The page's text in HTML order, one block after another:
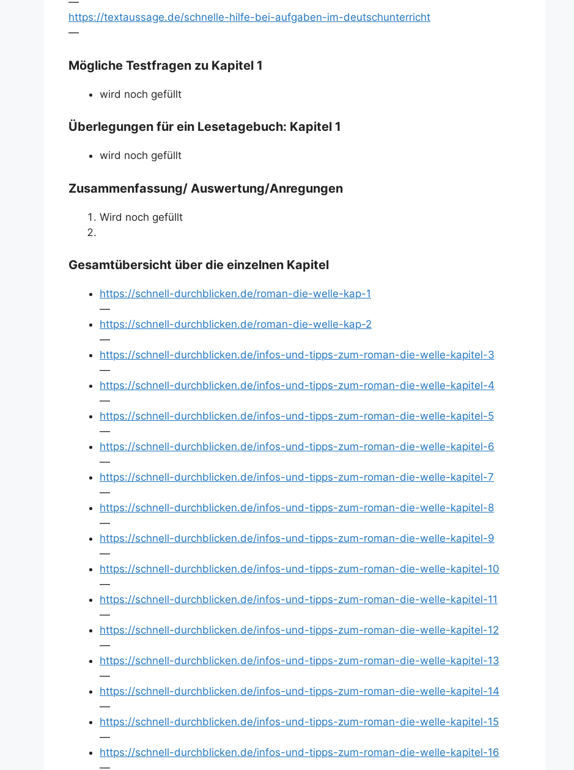
https://textaussage.de/schnelle-hilfe-bei-aufgaben-im-deutschunterricht
—
Mögliche Testfragen zu Kapitel 1
wird noch gefüllt
Überlegungen für ein Lesetagebuch: Kapitel 1
wird noch gefüllt
Zusammenfassung/ Auswertung/Anregungen
Wird noch gefüllt
Gesamtübersicht über die einzelnen Kapitel
https://schnell-durchblicken.de/roman-die-welle-kap-1
—
https://schnell-durchblicken.de/roman-die-welle-kap-2
—
https://schnell-durchblicken.de/infos-und-tipps-zum-roman-die-welle-kapitel-3
—
https://schnell-durchblicken.de/infos-und-tipps-zum-roman-die-welle-kapitel-4
—
https://schnell-durchblicken.de/infos-und-tipps-zum-roman-die-welle-kapitel-5
—
https://schnell-durchblicken.de/infos-und-tipps-zum-roman-die-welle-kapitel-6
—
https://schnell-durchblicken.de/infos-und-tipps-zum-roman-die-welle-kapitel-7
—
https://schnell-durchblicken.de/infos-und-tipps-zum-roman-die-welle-kapitel-8
—
https://schnell-durchblicken.de/infos-und-tipps-zum-roman-die-welle-kapitel-9
—
https://schnell-durchblicken.de/infos-und-tipps-zum-roman-die-welle-kapitel-10
—
https://schnell-durchblicken.de/infos-und-tipps-zum-roman-die-welle-kapitel-11
—
https://schnell-durchblicken.de/infos-und-tipps-zum-roman-die-welle-kapitel-12
—
https://schnell-durchblicken.de/infos-und-tipps-zum-roman-die-welle-kapitel-13
—
https://schnell-durchblicken.de/infos-und-tipps-zum-roman-die-welle-kapitel-14
—
https://schnell-durchblicken.de/infos-und-tipps-zum-roman-die-welle-kapitel-15
—
https://schnell-durchblicken.de/infos-und-tipps-zum-roman-die-welle-kapitel-16
—